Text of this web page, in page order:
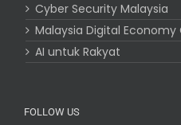
Cyber Security Malaysia
Malaysia Digital Economy
AI untuk Rakyat
FOLLOW US